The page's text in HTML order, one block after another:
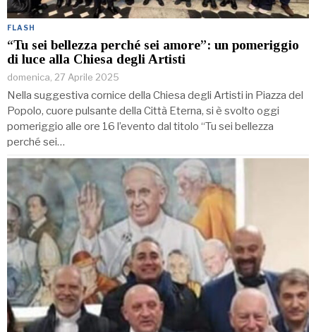
FLASH
“Tu sei bellezza perché sei amore”: un pomeriggio
di luce alla Chiesa degli Artisti
domenica, 27 Aprile 2025
Nella suggestiva cornice della Chiesa degli Artisti in Piazza del
Popolo, cuore pulsante della Città Eterna, si è svolto oggi
pomeriggio alle ore 16 l’evento dal titolo “Tu sei bellezza
perché sei…